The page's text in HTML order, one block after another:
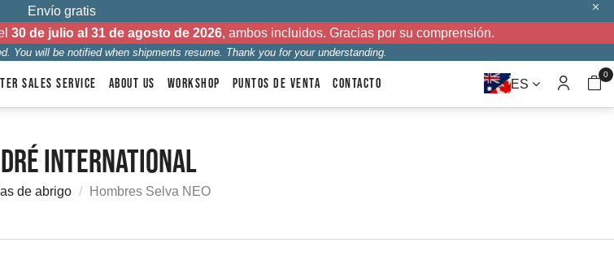
Envío gratis
30 de julio al 31 de agosto de 2026, ambos incluidos. Gracias por su comprensión.
You will be notified when shipments resume. Thank you for your understanding.
SALES SERVICE ABOUT US WORKSHOP PUNTOS DE VENTA CONTACTO ES
0
International
de abrigo Hombres Selva NEO